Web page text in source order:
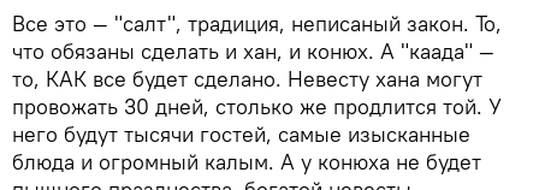
Все это — "салт", традиция, неписаный закон. То,
что обязаны сделать и хан, и конюх. А "каада" —
то, КАК все будет сделано. Невесту хана могут
провожать 30 дней, столько же продлится той. У
него будут тысячи гостей, самые изысканные
блюда и огромный калым. А у конюха не будет